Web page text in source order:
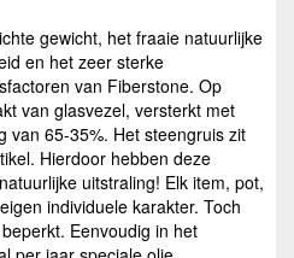
gewicht, het fraaie natuurlijke
en het zeer sterke
van Fiberstone. Op
van glasvezel, versterkt met
van 65-35%. Het steengruis zit
Hierdoor hebben deze
uitstraling! Elk item, pot,
individuele karakter. Toch
Eenvoudig in het